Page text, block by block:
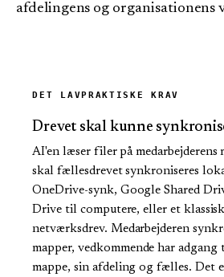
afdelingens og organisationens
DET LAVPRAKTISKE KRAV
Drevet skal kunne
AI'en læser filer på medarbejderens
skal fællesdrevet synkroniseres
OneDrive-synk, Google Shared
Drive til computere, eller et
netværksdrev. Medarbejderen
mapper, vedkommende har
mappe, sin afdeling og fælles. Det